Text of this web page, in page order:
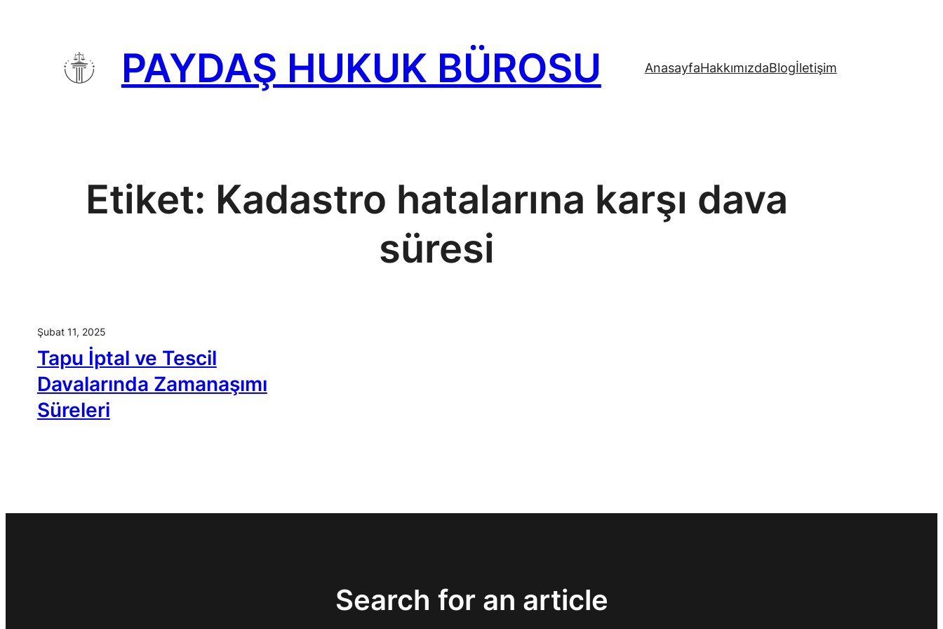
PAYDAŞ HUKUK BÜROSU AnasayfaHakkımızdaBlogİletişim
Etiket: Kadastro hatalarına karşı dava
süresi
Şubat 11, 2025
Tapu İptal ve Tescil
Davalarında Zamanaşımı
Süreleri
Search for an article